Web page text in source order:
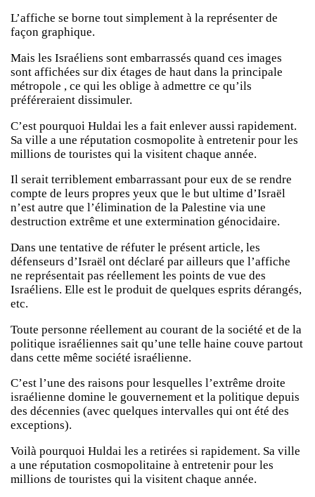
L’affiche se borne tout simplement à la représenter de
façon graphique.
Mais les Israéliens sont embarrassés quand ces images
sont affichées sur dix étages de haut dans la principale
métropole , ce qui les oblige à admettre ce qu’ils
préféreraient dissimuler.
C’est pourquoi Huldai les a fait enlever aussi rapidement.
Sa ville a une réputation cosmopolite à entretenir pour les
millions de touristes qui la visitent chaque année.
Il serait terriblement embarrassant pour eux de se rendre
compte de leurs propres yeux que le but ultime d’Israël
n’est autre que l’élimination de la Palestine via une
destruction extrême et une extermination génocidaire.
Dans une tentative de réfuter le présent article, les
défenseurs d’Israël ont déclaré par ailleurs que l’affiche
ne représentait pas réellement les points de vue des
Israéliens. Elle est le produit de quelques esprits dérangés,
etc.
Toute personne réellement au courant de la société et de la
politique israéliennes sait qu’une telle haine couve partout
dans cette même société israélienne.
C’est l’une des raisons pour lesquelles l’extrême droite
israélienne domine le gouvernement et la politique depuis
des décennies (avec quelques intervalles qui ont été des
exceptions).
Voilà pourquoi Huldai les a retirées si rapidement. Sa ville
a une réputation cosmopolitaine à entretenir pour les
millions de touristes qui la visitent chaque année.